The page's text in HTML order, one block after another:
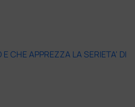
CHE APPREZZA LA SERIETA' DI